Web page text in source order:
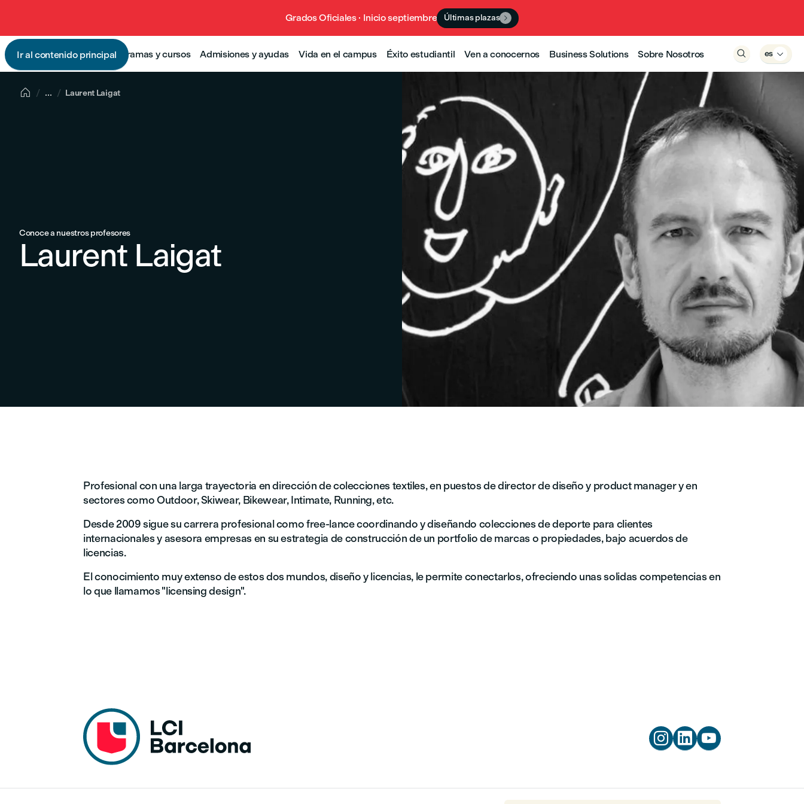
Grados Oficiales · Inicio septiembre Últimas plazas 
Ir al contenido principalProgramas y cursos Admisiones y ayudas Vida en el campus Éxito estudiantil Ven a conocernos Business Solutions Sobre Nosotros  es 
 ... Laurent Laigat
Conoce a nuestros profesores
Laurent Laigat
Profesional con una larga trayectoria en dirección de colecciones textiles, en puestos de director de diseño y product manager y en
sectores como Outdoor, Skiwear, Bikewear, Intimate, Running, etc.
Desde 2009 sigue su carrera profesional como free-lance coordinando y diseñando colecciones de deporte para clientes
internacionales y asesora empresas en su estrategia de construcción de un portfolio de marcas o propiedades, bajo acuerdos de
licencias.
El conocimiento muy extenso de estos dos mundos, diseño y licencias, le permite conectarlos, ofreciendo unas solidas competencias en
lo que llamamos "licensing design".
  